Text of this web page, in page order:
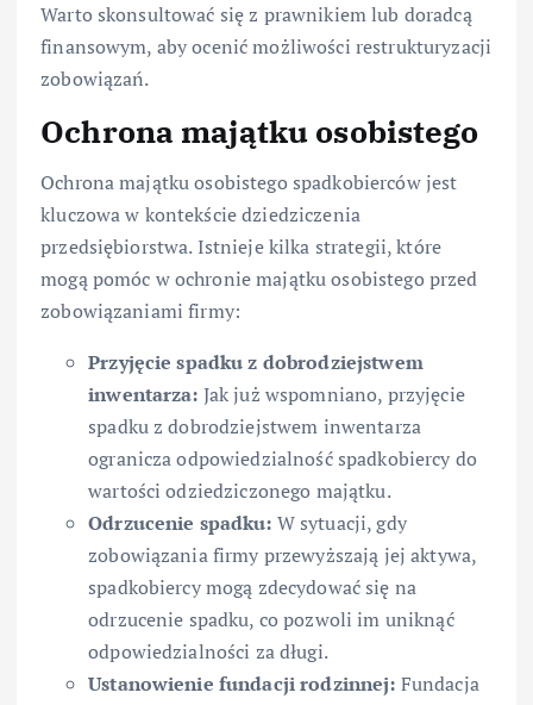
Warto skonsultować się z prawnikiem lub doradcą
finansowym, aby ocenić możliwości restrukturyzacji
zobowiązań.
Ochrona majątku osobistego
Ochrona majątku osobistego spadkobierców jest
kluczowa w kontekście dziedziczenia
przedsiębiorstwa. Istnieje kilka strategii, które
mogą pomóc w ochronie majątku osobistego przed
zobowiązaniami firmy:
Przyjęcie spadku z dobrodziejstwem
inwentarza: Jak już wspomniano, przyjęcie
spadku z dobrodziejstwem inwentarza
ogranicza odpowiedzialność spadkobiercy do
wartości odziedziczonego majątku.
Odrzucenie spadku: W sytuacji, gdy
zobowiązania firmy przewyższają jej aktywa,
spadkobiercy mogą zdecydować się na
odrzucenie spadku, co pozwoli im uniknąć
odpowiedzialności za długi.
Ustanowienie fundacji rodzinnej: Fundacja